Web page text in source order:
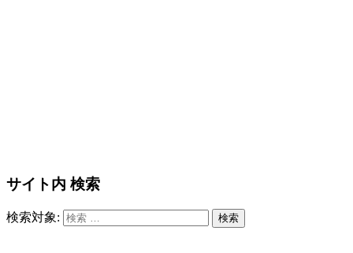
サイト内 検索
検索対象: 検索